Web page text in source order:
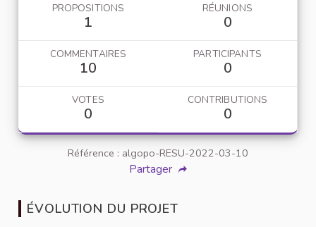
PROPOSITIONS
1
RÉUNIONS
0
COMMENTAIRES
10
PARTICIPANTS
0
VOTES
0
CONTRIBUTIONS
0
Référence : algopo-RESU-2022-03-10
Partager
ÉVOLUTION DU PROJET